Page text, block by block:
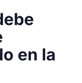
en la